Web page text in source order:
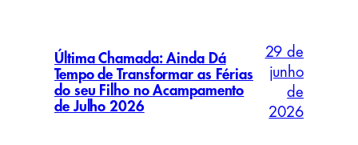
Última Chamada: Ainda Dá
Tempo de Transformar as Férias
do seu Filho no Acampamento
de Julho 2026
29 de
junho
de
2026